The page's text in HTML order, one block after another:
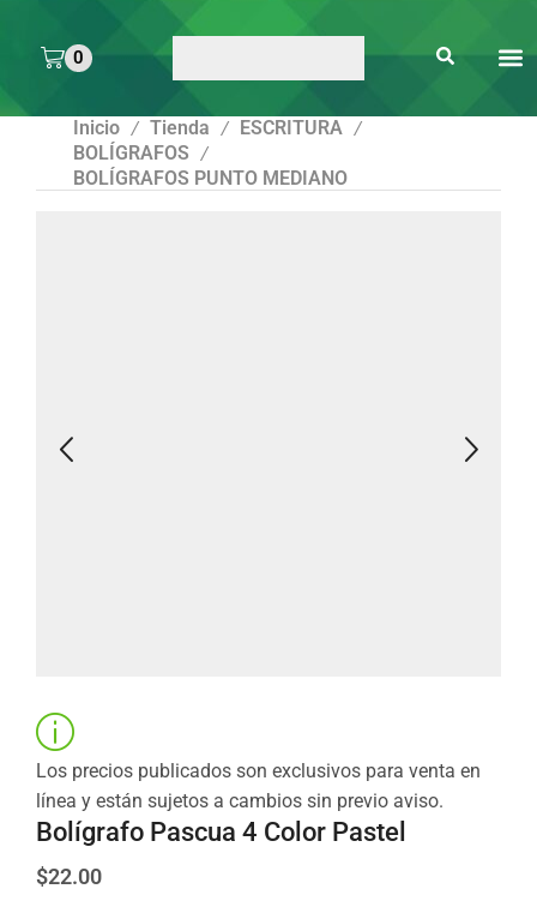
0
Inicio / Tienda / ESCRITURA /
BOLÍGRAFOS /
BOLÍGRAFOS PUNTO MEDIANO
Los precios publicados son exclusivos para venta en
línea y están sujetos a cambios sin previo aviso.
Bolígrafo Pascua 4 Color Pastel
$22.00